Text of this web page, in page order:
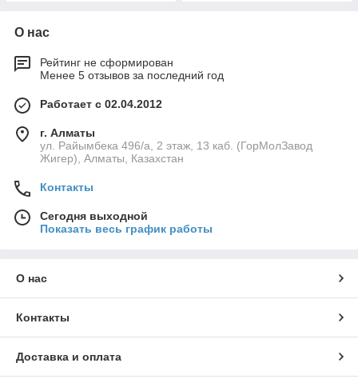
О нас
Рейтинг не сформирован
Менее 5 отзывов за последний год
Работает с 02.04.2012
г. Алматы
ул. Райымбека 496/а, 2 этаж, 13 каб. (ГорМолЗавод
Жигер), Алматы, Казахстан
Контакты
Сегодня выходной
Показать весь график работы
О нас
Контакты
Доставка и оплата